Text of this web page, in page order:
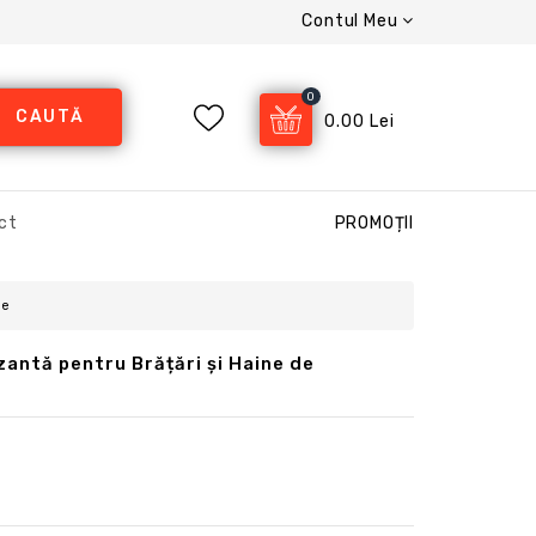
Contul Meu
CAUTĂ
0
0.00 Lei
PROMOȚII
pentru Brățări și Haine de